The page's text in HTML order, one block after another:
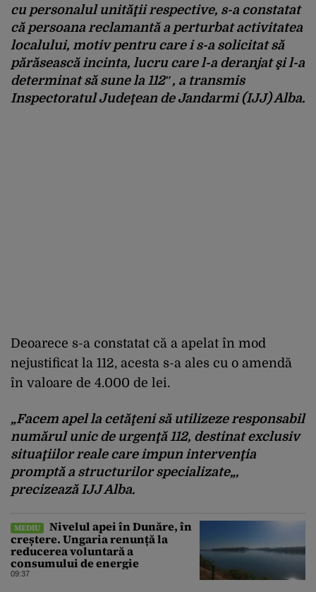
cu personalul unităţiirespective, s-a constatat
că persoana reclamantăa perturbat activitatea
localului, motiv pentrucare is-a solicitat să
părăsească incinta, lucrucare l-a deranjat şil-a
determinat să sunela 112″, a transmis
Inspectoratul Judeţean de Jandarmi(IJJ) Alba.
Deoarece s-a constatat că a apelat în mod
nejustificat la 112, acesta s-a ales cu o amendă
în valoare de 4.000 de lei.
„Facem apella cetăţeni să utilizeze responsabil
numărul unicde urgenţă112, destinat exclusiv
situaţiilor realecare impun intervenţia
promptăa structurilor specializate„,
precizeazăIJJ Alba.
MEDIU
Nivelul apei în Dunăre, în
creștere. Ungaria renunță la
reducerea voluntară a
consumului de energie
09:37